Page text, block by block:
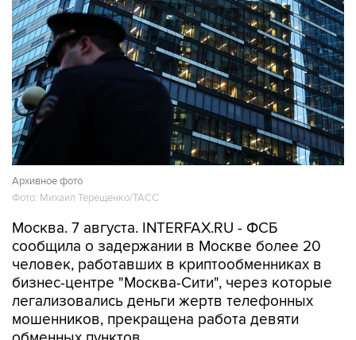
Архивное фото
Фото: Михаил Терещенко/ТАСС
Москва. 7 августа. INTERFAX.RU - ФСБ
сообщила о задержании в Москве более 20
человек, работавших в криптообменниках в
бизнес-центре "Москва-Сити", через которые
легализовались деньги жертв телефонных
мошенников, прекращена работа девяти